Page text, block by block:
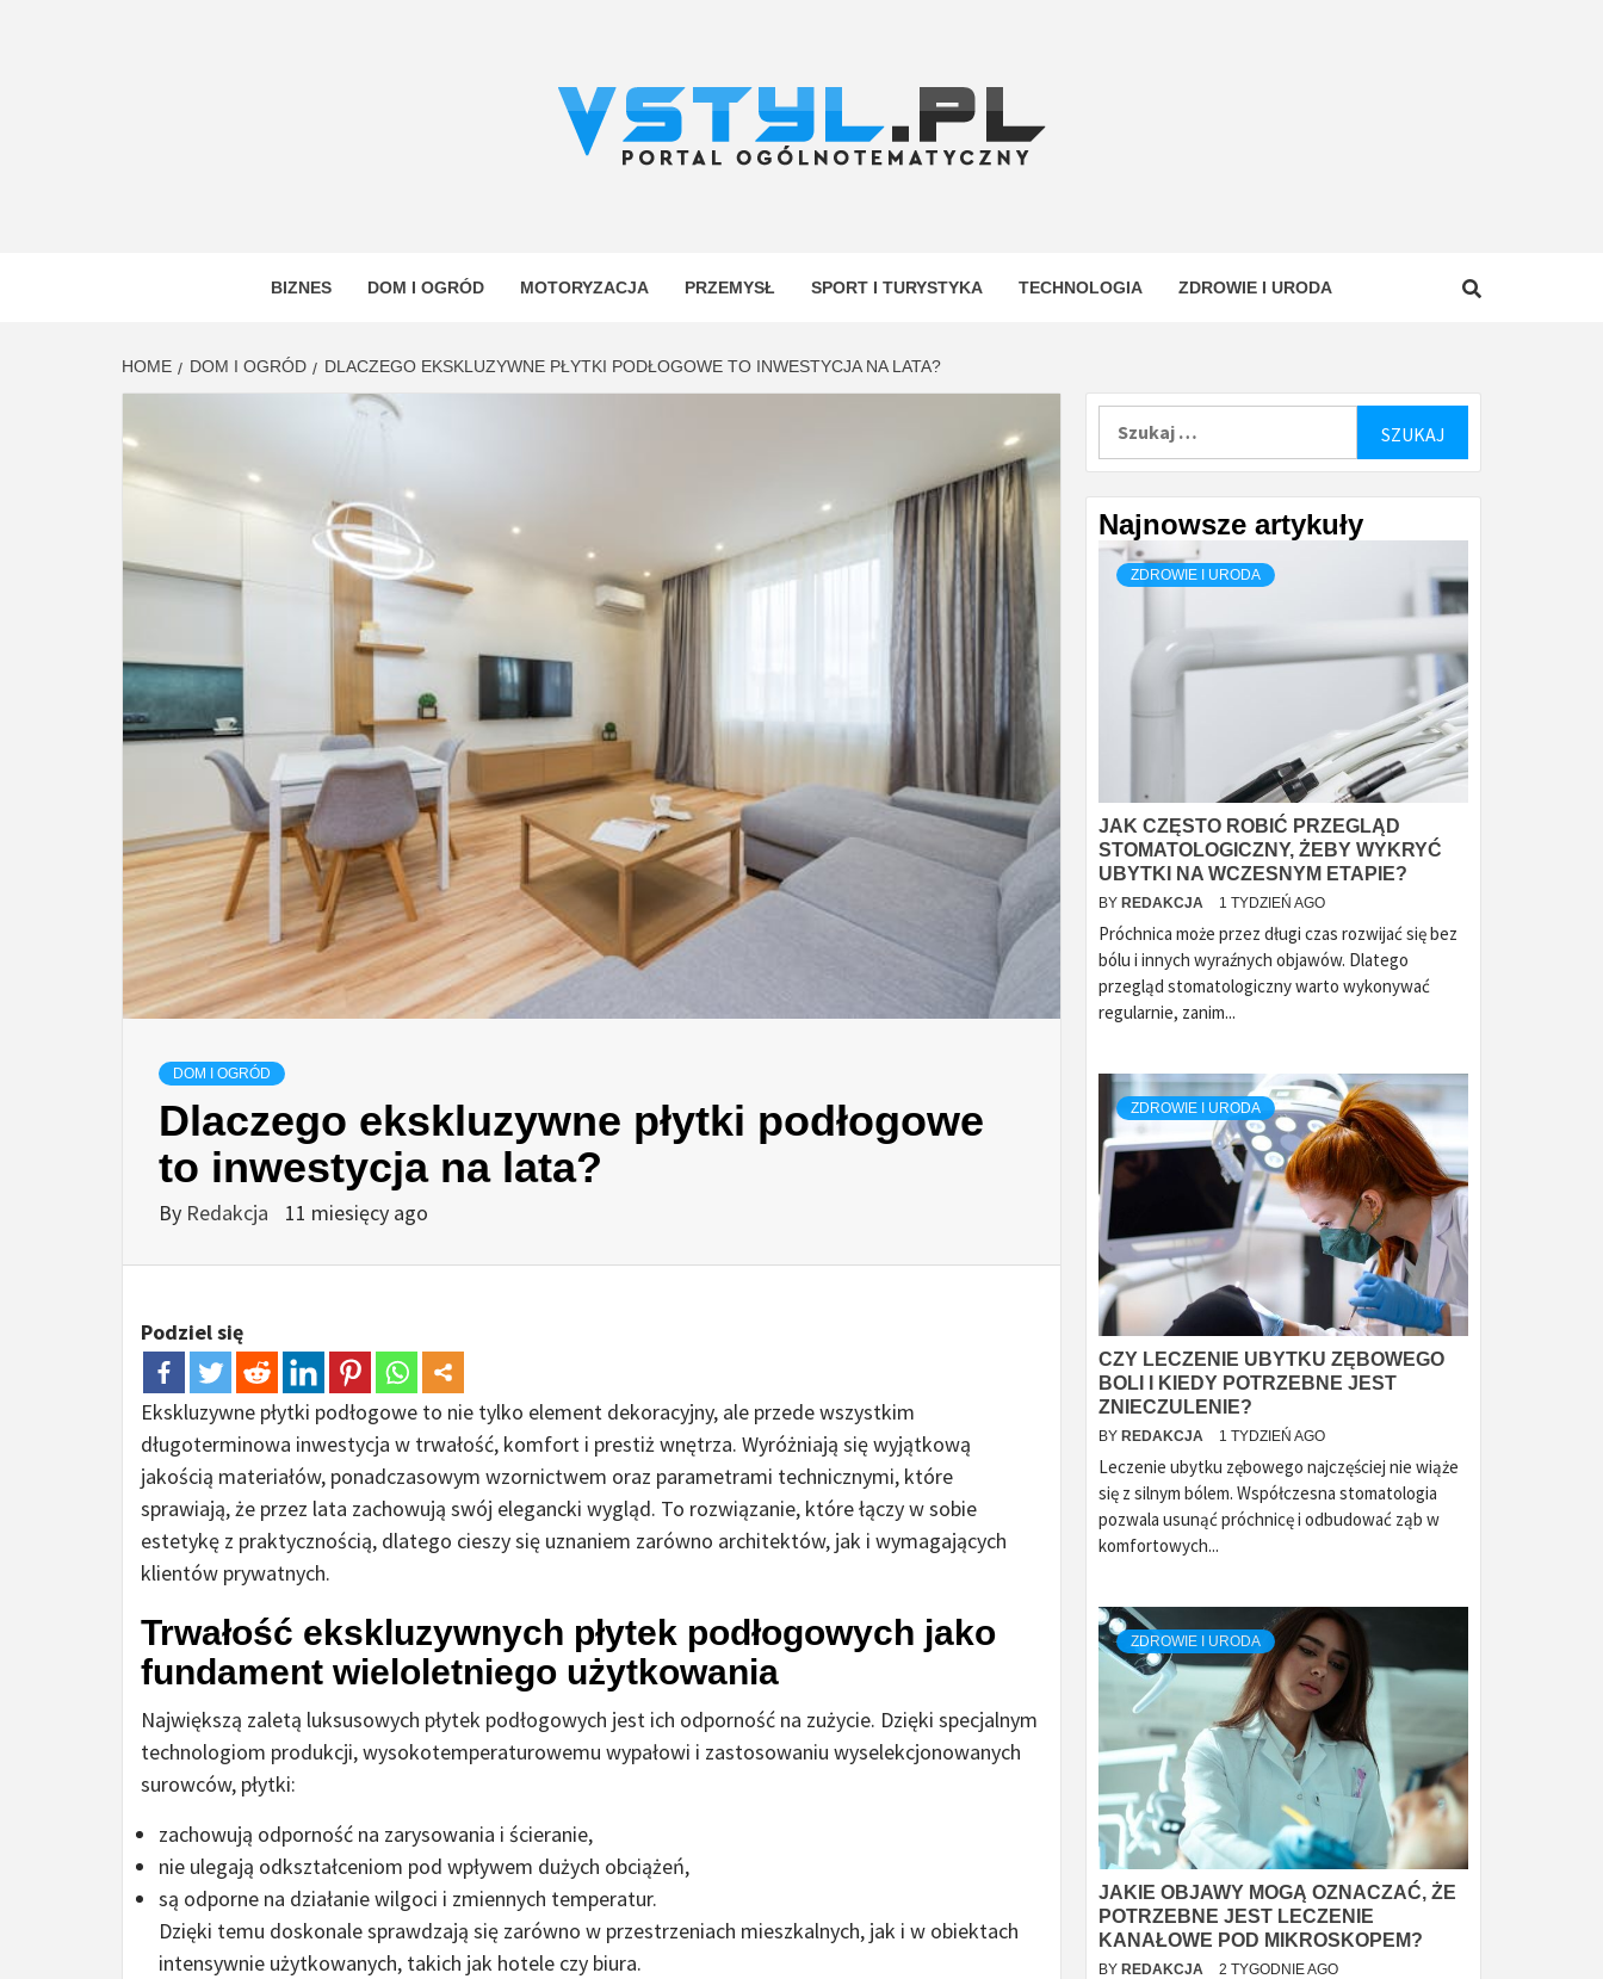
VSTYL.PL
BIZNES DOM I OGRÓD MOTORYZACJA PRZEMYSŁ SPORT I TURYSTYKA TECHNOLOGIA ZDROWIE I URODA
HOME DOM I OGRÓD DLACZEGO EKSKLUZYWNE PŁYTKI PODŁOGOWE TO INWESTYCJA NA LATA?
DOM I OGRÓD
Dlaczego ekskluzywne płytki podłogowe
to inwestycja na lata?
By Redakcja 11 miesięcy ago
Podziel się
Ekskluzywne płytki podłogowe to nie tylko element dekoracyjny, ale przede wszystkim
długoterminowa inwestycja w trwałość, komfort i prestiż wnętrza. Wyróżniają się wyjątkową
jakością materiałów, ponadczasowym wzornictwem oraz parametrami technicznymi, które
sprawiają, że przez lata zachowują swój elegancki wygląd. To rozwiązanie, które łączy w sobie
estetykę z praktycznością, dlatego cieszy się uznaniem zarówno architektów, jak i wymagających
klientów prywatnych.
Trwałość ekskluzywnych płytek podłogowych jako
fundament wieloletniego użytkowania
Największą zaletą luksusowych płytek podłogowych jest ich odporność na zużycie. Dzięki specjalnym
technologiom produkcji, wysokotemperaturowemu wypałowi i zastosowaniu wyselekcjonowanych
surowców, płytki:
zachowują odporność na zarysowania i ścieranie,
nie ulegają odkształceniom pod wpływem dużych obciążeń,
są odporne na działanie wilgoci i zmiennych temperatur.
Dzięki temu doskonale sprawdzają się zarówno w przestrzeniach mieszkalnych, jak i w obiektach
intensywnie użytkowanych, takich jak hotele czy biura.
Najnowsze artykuły
ZDROWIE I URODA
JAK CZĘSTO ROBIĆ PRZEGLĄD
STOMATOLOGICZNY, ŻEBY WYKRYĆ
UBYTKI NA WCZESNYM ETAPIE?
BY REDAKCJA 1 TYDZIEŃ AGO
Próchnica może przez długi czas rozwijać się bez
bólu i innych wyraźnych objawów. Dlatego
przegląd stomatologiczny warto wykonywać
regularnie, zanim...
ZDROWIE I URODA
CZY LECZENIE UBYTKU ZĘBOWEGO
BOLI I KIEDY POTRZEBNE JEST
ZNIECZULENIE?
BY REDAKCJA 1 TYDZIEŃ AGO
Leczenie ubytku zębowego najczęściej nie wiąże
się z silnym bólem. Współczesna stomatologia
pozwala usunąć próchnicę i odbudować ząb w
komfortowych...
ZDROWIE I URODA
JAKIE OBJAWY MOGĄ OZNACZAĆ, ŻE
POTRZEBNE JEST LECZENIE
KANAŁOWE POD MIKROSKOPEM?
BY REDAKCJA 2 TYGODNIE AGO